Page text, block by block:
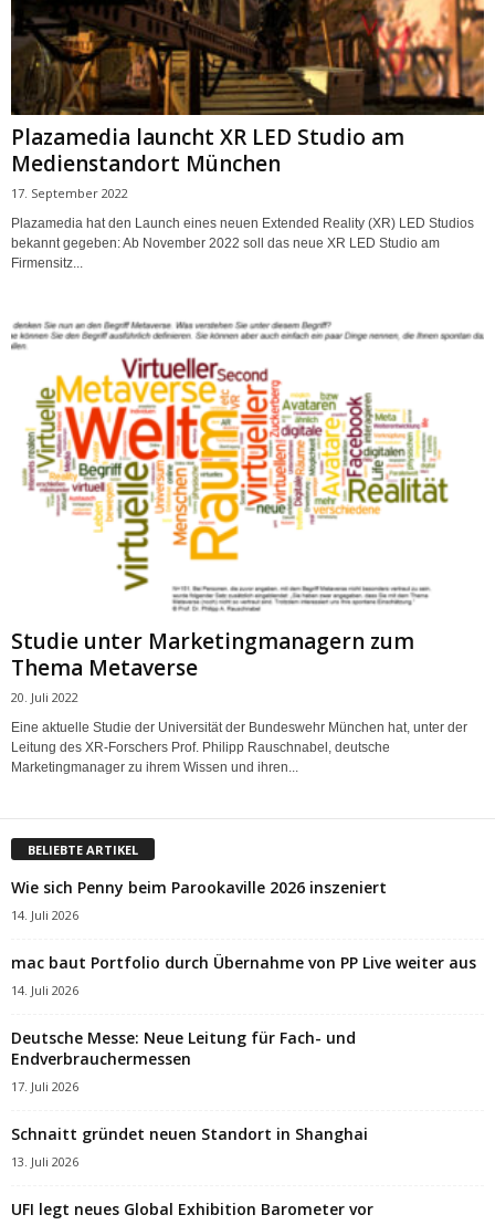
Plazamedia launcht XR LED Studio am
Medienstandort München
17. September 2022
Plazamedia hat den Launch eines neuen Extended Reality (XR) LED Studios
bekannt gegeben: Ab November 2022 soll das neue XR LED Studio am
Firmensitz...
Studie unter Marketingmanagern zum
Thema Metaverse
20. Juli 2022
Eine aktuelle Studie der Universität der Bundeswehr München hat, unter der
Leitung des XR-Forschers Prof. Philipp Rauschnabel, deutsche
Marketingmanager zu ihrem Wissen und ihren...
BELIEBTE ARTIKEL
Wie sich Penny beim Parookaville 2026 inszeniert
14. Juli 2026
mac baut Portfolio durch Übernahme von PP Live weiter aus
14. Juli 2026
Deutsche Messe: Neue Leitung für Fach- und
Endverbrauchermessen
17. Juli 2026
Schnaitt gründet neuen Standort in Shanghai
13. Juli 2026
UFI legt neues Global Exhibition Barometer vor